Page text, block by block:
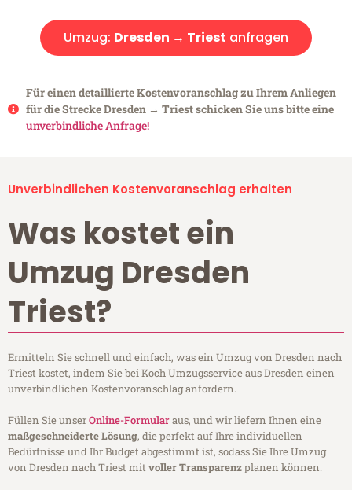
Umzug: Dresden → Triest anfragen
Für einen detaillierte Kostenvoranschlag zu Ihrem Anliegen
für die Strecke Dresden → Triest schicken Sie uns bitte eine
unverbindliche Anfrage!
Unverbindlichen Kostenvoranschlag erhalten
Was kostet ein
Umzug Dresden
Triest?
Ermitteln Sie schnell und einfach, was ein Umzug von Dresden nach
Triest kostet, indem Sie bei Koch Umzugsservice aus Dresden einen
unverbindlichen Kostenvoranschlag anfordern.
Füllen Sie unserOnline-Formularaus, und wir liefern Ihnen eine
maßgeschneiderte Lösung, die perfekt auf Ihre individuellen
Bedürfnisse und Ihr Budget abgestimmt ist, sodass Sie Ihre Umzug
von Dresden nach Triest mitvoller Transparenzplanen können.